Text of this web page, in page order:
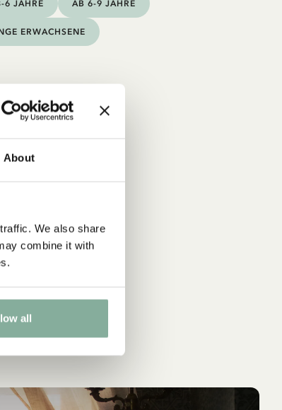
About
We also share
combine it with
all
6 JAHRE AB 6-9 JAHRE
ERWACHSENE
IN DEN WARENKORB
PIPPI LANGSTRUMPF